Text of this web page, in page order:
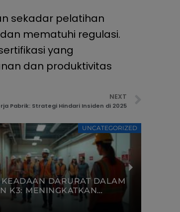
sekadar pelatihan
mematuhi regulasi.
yang
dan produktivitas
NEXT
Pabrik: Strategi Hindari Insiden di 2025
UNCATEGORIZED
K3 UNTUK TIM
MENGURANGI RISIKO DI
OPERASI INDUSTRI